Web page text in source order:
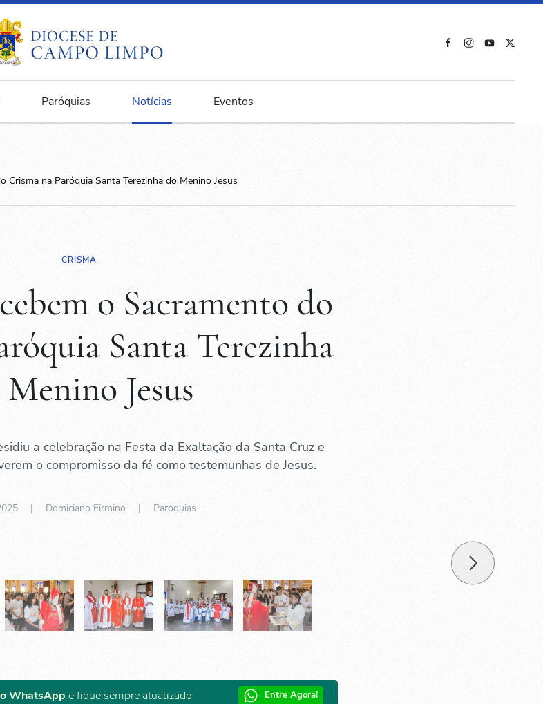
Paróquias Notícias Eventos
Crisma na Paróquia Santa Terezinha do Menino Jesus
CRISMA
o Sacramento do
Santa Terezinha
Jesus
a celebração na Festa da Exaltação da Santa Cruz e
o compromisso da fé como testemunhas de Jesus.
| Domiciano Firmino | Paróquias
WhatsApp e fique sempre atualizado Entre Agora!